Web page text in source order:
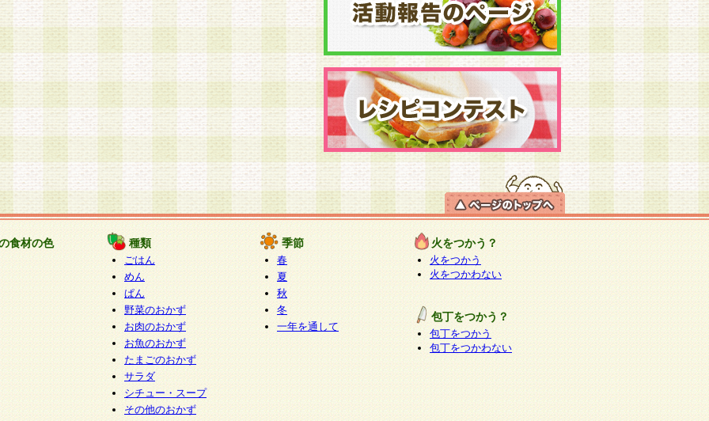
食材の色 種類
ごはん
めん
ぱん
野菜のおかず
お肉のおかず
お魚のおかず
たまごのおかず
サラダ
シチュー・スープ
その他のおかず
季節
春
夏
秋
冬
一年を通して
火をつかう？
火をつかう
火をつかわない
包丁をつかう？
包丁をつかう
包丁をつかわない